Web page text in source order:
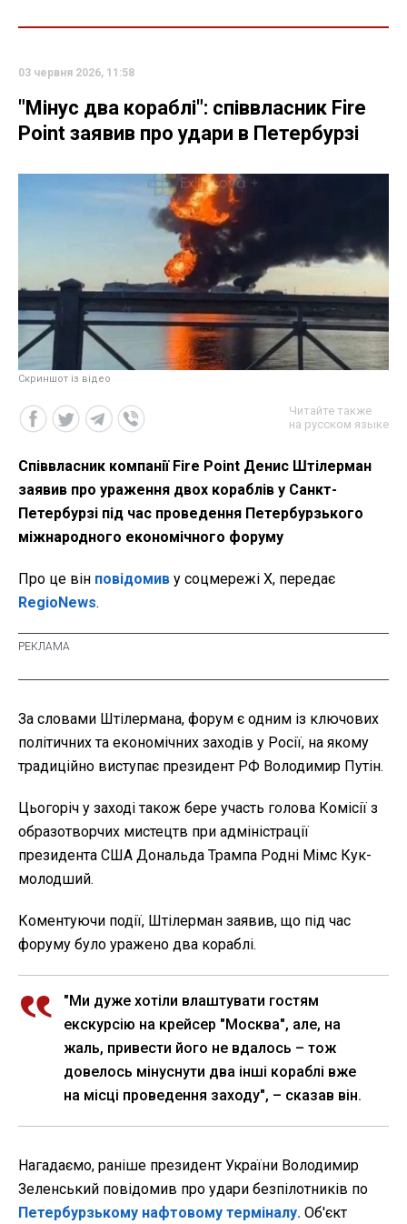
03 червня 2026, 11:58
"Мінус два кораблі": співвласник Fire
Point заявив про удари в Петербурзі
Скриншот із відео
Читайте также
на русском языке
Співвласник компанії Fire Point Денис Штілерман
заявив про ураження двох кораблів у Санкт-
Петербурзі під час проведення Петербурзького
міжнародного економічного форуму
Про це він повідомив у соцмережі X, передає
RegioNews.
За словами Штілермана, форум є одним із ключових
політичних та економічних заходів у Росії, на якому
традиційно виступає президент РФ Володимир Путін.
Цьогоріч у заході також бере участь голова Комісії з
образотворчих мистецтв при адміністрації
президента США Дональда Трампа Родні Мімс Кук-
молодший.
Коментуючи події, Штілерман заявив, що під час
форуму було уражено два кораблі.
"Ми дуже хотіли влаштувати гостям
екскурсію на крейсер "Москва", але, на
жаль, привести його не вдалось – тож
довелось мінуснути два інші кораблі вже
на місці проведення заходу", – сказав він.
Нагадаємо, раніше президент України Володимир
Зеленський повідомив про удари безпілотників по
Петербурзькому нафтовому терміналу. Об'єкт